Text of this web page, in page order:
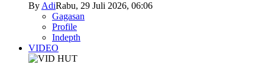
ByAdiRabu, 29 Juli 2026, 06:06
Gagasan
Profile
Indepth
VIDEO